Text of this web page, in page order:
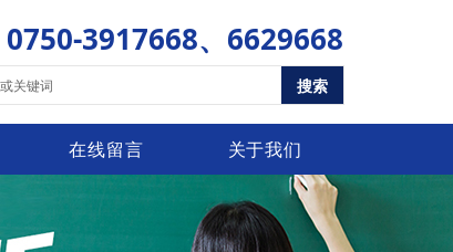
0750-3917668、6629668
搜索
在线留言 关于我们